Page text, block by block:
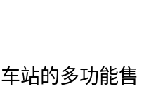
站的多功能售